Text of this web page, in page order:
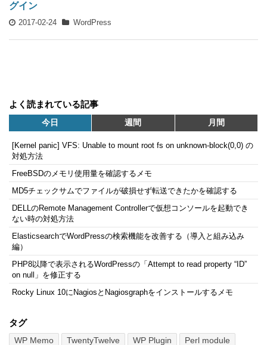
グイン
2017-02-24 WordPress
よく読まれている記事
今日 週間 月間
[Kernel panic] VFS: Unable to mount root fs on unknown-block(0,0) の
対処方法
FreeBSDのメモリ使用量を確認するメモ
MD5チェックサムでファイルが破損せず転送できたかを確認する
DELLのRemote Management Controllerで仮想コンソールを起動でき
ない時の対処方法
ElasticsearchでWordPressの検索機能を改善する（導入と組み込み
編）
PHP8以降で表示されるWordPressの「Attempt to read property “ID”
on null」を修正する
Rocky Linux 10にNagiosとNagiosgraphをインストールするメモ
タグ
WP Memo TwentyTwelve WP Plugin Perl module